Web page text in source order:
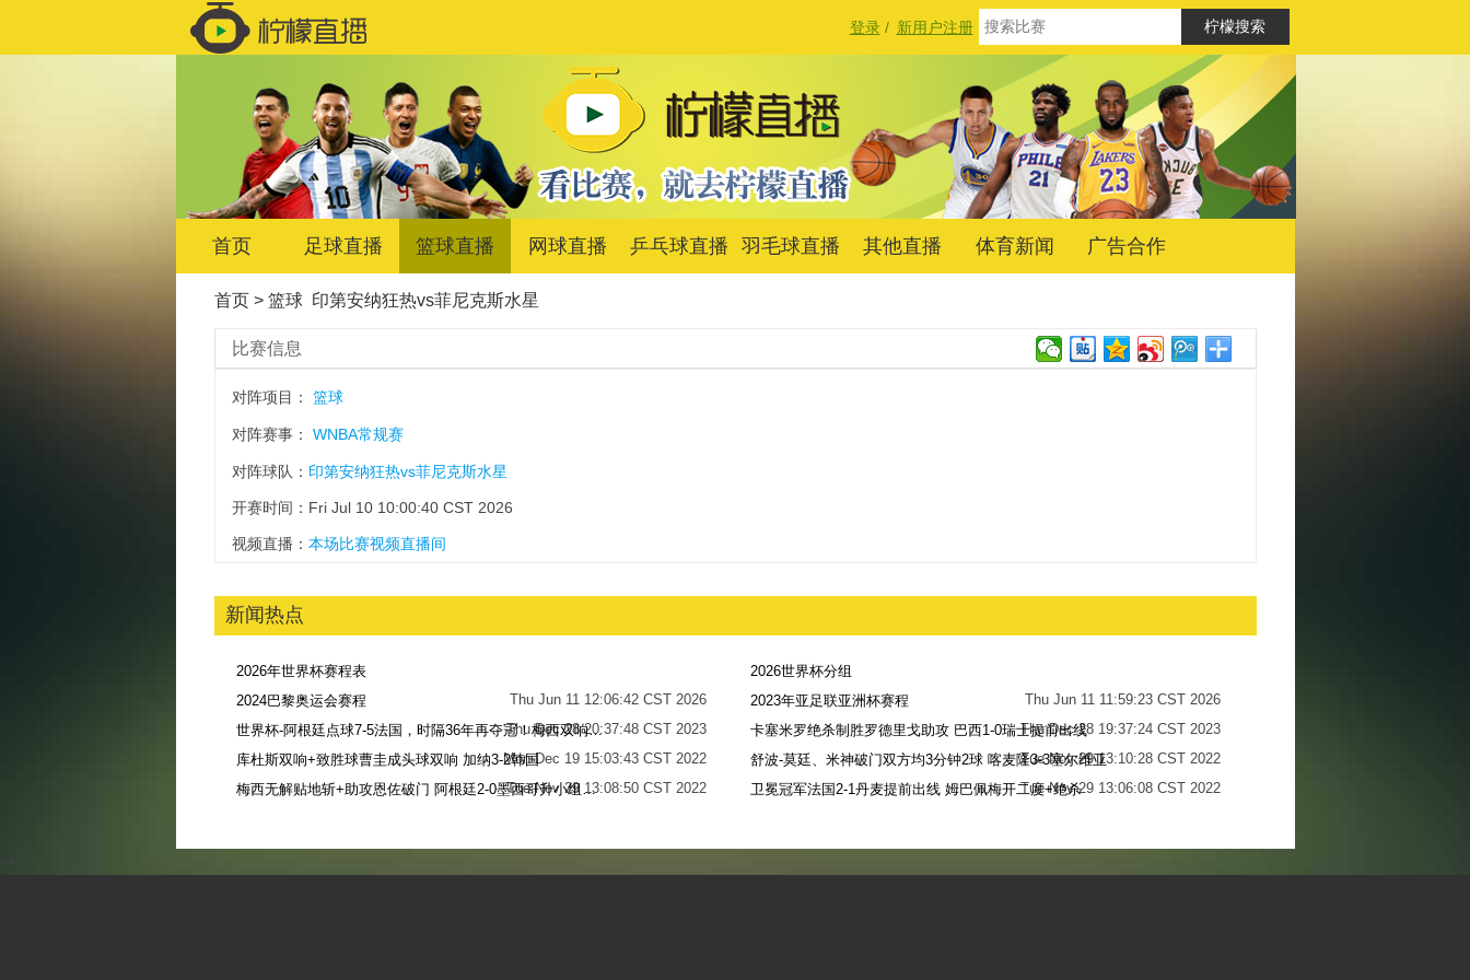
登录/ 新用户注册
首页 足球直播 篮球直播 网球直播 乒乓球直播 羽毛球直播 其他直播 体育新闻 广告合作
首页> 篮球 印第安纳狂热vs菲尼克斯水星
比赛信息
对阵项目： 篮球
对阵赛事： WNBA常规赛
对阵球队： 印第安纳狂热vs菲尼克斯水星
开赛时间：Fri Jul 10 10:00:40 CST 2026
视频直播： 本场比赛视频直播间
新闻热点
2026年世界杯赛程表
Thu Jun 11 12:06:42 CST 2026
2026世界杯分组
Thu Jun 11 11:59:23 CST 2026
2024巴黎奥运会赛程
Thu Dec 28 20:37:48 CST 2023
2023年亚足联亚洲杯赛程
Thu Dec 28 19:37:24 CST 2023
世界杯-阿根廷点球7-5法国，时隔36年再夺冠！梅西双响姆巴佩戴帽
Mon Dec 19 15:03:43 CST 2022
卡塞米罗绝杀制胜罗德里戈助攻 巴西1-0瑞士提前出线
Tue Nov 29 13:10:28 CST 2022
库杜斯双响+致胜球曹圭成头球双响 加纳3-2韩国
Tue Nov 29 13:08:50 CST 2022
舒波-莫廷、米神破门双方均3分钟2球 喀麦隆3-3塞尔维亚
Tue Nov 29 13:06:08 CST 2022
梅西无解贴地斩+助攻恩佐破门 阿根廷2-0墨西哥升小组第二
卫冕冠军法国2-1丹麦提前出线 姆巴佩梅开二度+绝杀